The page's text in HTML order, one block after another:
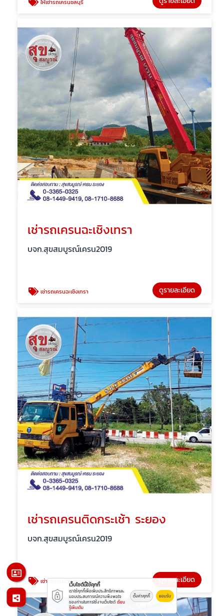
ให้เช่ารถเครนชลบุรี
เช่ารถเครนฉะเชิงเทรา
บจก.สุขสมบูรณ์เครน2019
เช่ารถเครนฉะเชิงเทรา ดูรายละเอียด
เช่ารถเครนติดกระเช้า ระยอง
บจก.สุขสมบูรณ์เครน2019
เช่ารถเครนติดกระเช้า ระยอง ดูรายละเอียด
เว็บไซต์นี้ใช้คุกกี้
เราใช้คุกกี้เพื่อเพิ่มประสิทธิภาพและ
มอบประสบการณ์ความพึงพอใจ
ของท่านในการใช้งานเว็บไซต์ เรียน
รู้เพิ่มเติม
ตั้งค่าคุกกี้ ยอมรับ